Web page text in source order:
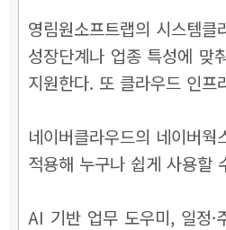
영림원소프트랩의 시스템
성장단계나 업종 특성에 맞
지원한다. 또 클라우드 인
네이버클라우드의 네이버
적용해 누구나 쉽게 사용할
AI 기반 업무 도우미, 일정·